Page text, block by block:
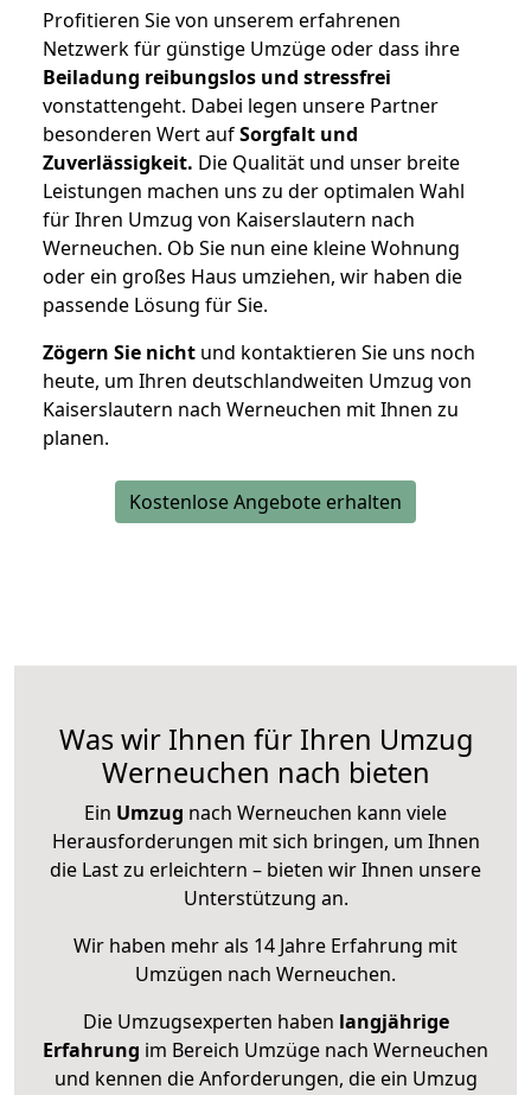
Profitieren Sie von unserem erfahrenen
Netzwerk für günstige Umzüge oder dass ihre
Beiladung reibungslos und stressfrei
vonstattengeht. Dabei legen unsere Partner
besonderen Wert aufSorgfalt und
Zuverlässigkeit. Die Qualität und unser breite
Leistungen machen uns zu der optimalen Wahl
für Ihren Umzug von Kaiserslautern nach
Werneuchen. Ob Sie nun eine kleine Wohnung
oder ein großes Haus umziehen, wir haben die
passende Lösung für Sie.
Zögern Sie nicht und kontaktieren Sie uns noch
heute, um Ihren deutschlandweiten Umzug von
Kaiserslautern nach Werneuchen mit Ihnen zu
planen.
Kostenlose Angebote erhalten
Was wir Ihnen für Ihren Umzug
Werneuchen nach bieten
Ein Umzug nach Werneuchen kann viele
Herausforderungen mit sich bringen, um Ihnen
die Last zu erleichtern – bieten wir Ihnen unsere
Unterstützung an.
Wir haben mehr als 14 Jahre Erfahrung mit
Umzügen nach Werneuchen.
Die Umzugsexperten haben langjährige
Erfahrung im Bereich Umzüge nach Werneuchen
und kennen die Anforderungen, die ein Umzug